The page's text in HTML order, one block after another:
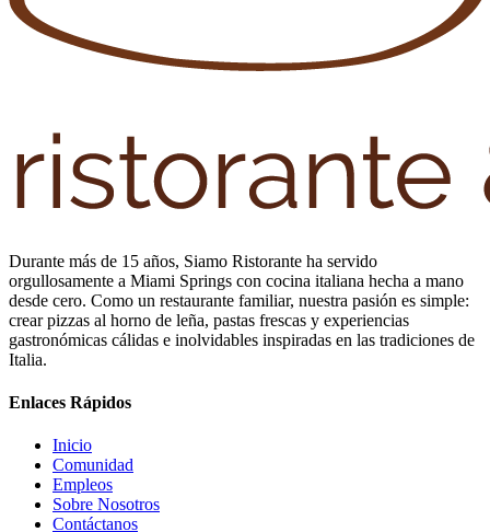
Durante más de 15 años, Siamo Ristorante ha servido
orgullosamente a Miami Springs con cocina italiana hecha a mano
desde cero. Como un restaurante familiar, nuestra pasión es simple:
crear pizzas al horno de leña, pastas frescas y experiencias
gastronómicas cálidas e inolvidables inspiradas en las tradiciones de
Italia.
Enlaces Rápidos
Inicio
Comunidad
Empleos
Sobre Nosotros
Contáctanos